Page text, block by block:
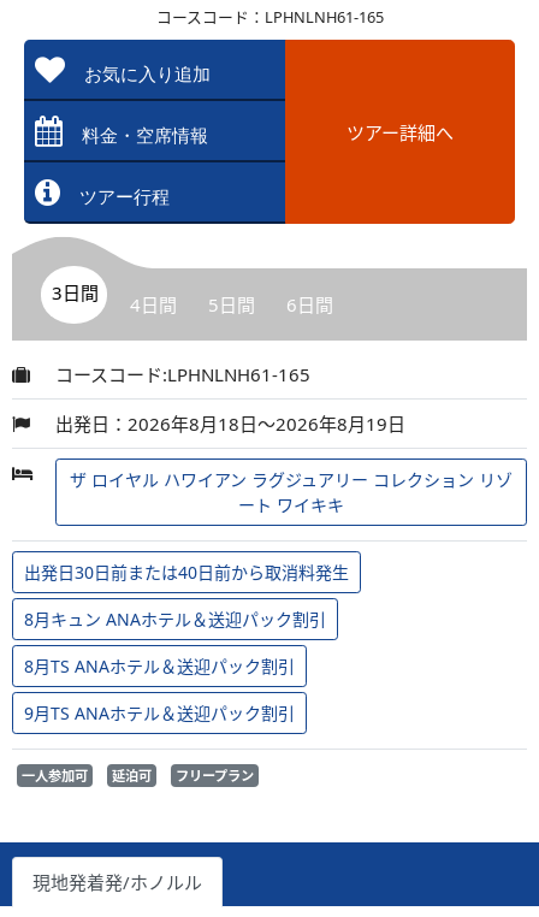
コースコード：LPHNLNH61-165
お気に入り追加
料金・空席情報
ツアー行程
ツアー詳細へ
3日間 4日間 5日間 6日間
コースコード:LPHNLNH61-165
出発日：2026年8月18日～2026年8月19日
ザ ロイヤル ハワイアン ラグジュアリー コレクション リゾ
ート ワイキキ
出発日30日前または40日前から取消料発生
8月キュン ANAホテル＆送迎パック割引
8月TS ANAホテル＆送迎パック割引
9月TS ANAホテル＆送迎パック割引
一人参加可 延泊可 フリープラン
現地発着発/ホノルル